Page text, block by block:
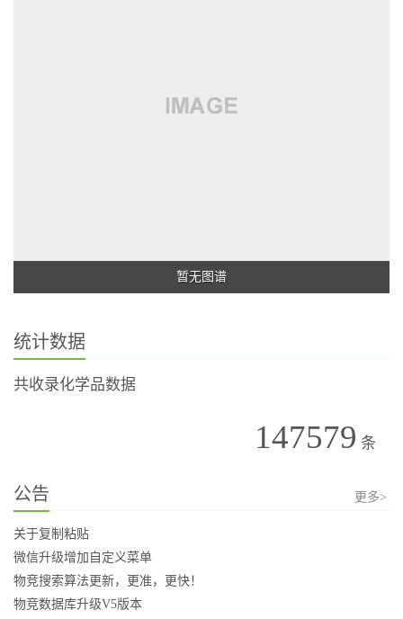
暂无图谱
统计数据
共收录化学品数据
147579 条
公告 更多>
关于复制粘贴
微信升级增加自定义菜单
物竞搜索算法更新，更准，更快！
物竞数据库升级V5版本